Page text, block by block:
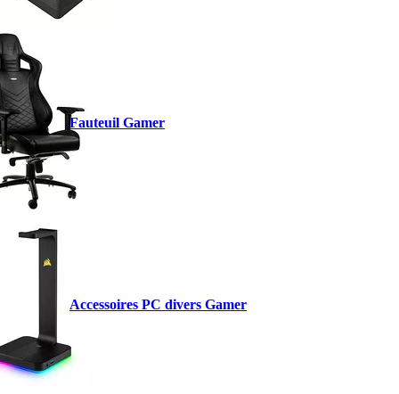
Fauteuil Gamer
Accessoires PC divers Gamer